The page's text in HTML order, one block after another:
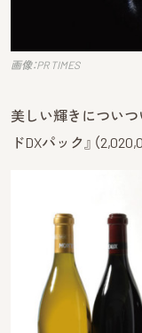
画像：PR TIMES
美しい輝きについつ
ドDXパック』（